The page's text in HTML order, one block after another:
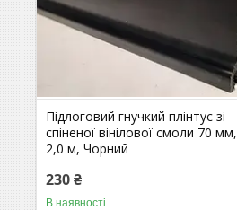
Підлоговий гнучкий плінтус зі
спіненої вінілової смоли 70 мм,
2,0 м, Чорний
230 ₴
В наявності